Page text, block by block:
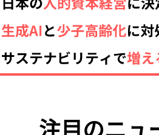
注目のニュ